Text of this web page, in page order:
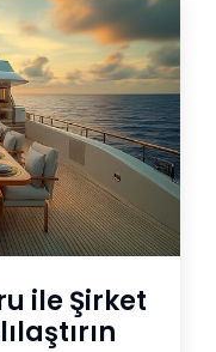
ile Şirket